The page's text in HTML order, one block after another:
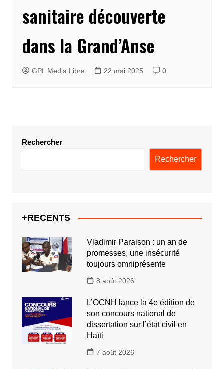
sanitaire découverte
dans la Grand’Anse
GPL Media Libre 22 mai 2025 0
Rechercher
Rechercher
+RECENTS
Vladimir Paraison : un an de
promesses, une insécurité
toujours omniprésente
8 août 2026
L’OCNH lance la 4e édition de
son concours national de
dissertation sur l’état civil en
Haïti
7 août 2026